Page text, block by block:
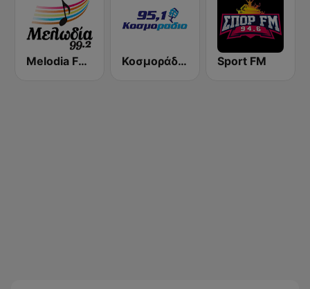
Melodia FM (Μελωδία 99.2) Κοσμοράδιο 95.1 FM (KosmoRadio) Sport FM